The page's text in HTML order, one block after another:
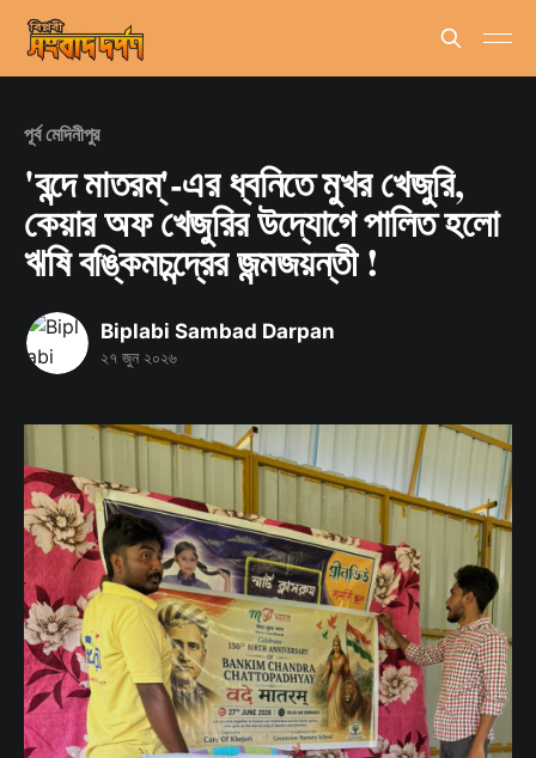
পূর্ব মেদিনীপুর
'বন্দে মাতরম্'-এর ধ্বনিতে মুখর খেজুরি,
কেয়ার অফ খেজুরির উদ্যোগে পালিত হলো
ঋষি বঙ্কিমচন্দ্রের জন্মজয়ন্তী !
Biplabi Sambad Darpan
২৭ জুন ২০২৬